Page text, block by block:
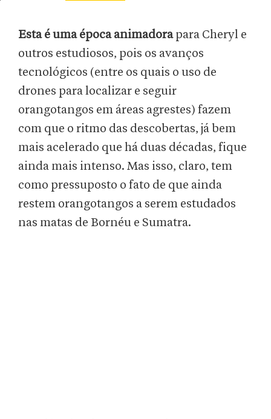
Esta é uma época animadorapara Cheryl e
outros estudiosos, pois os avanços
tecnológicos (entre os quais o uso de
drones para localizar e seguir
orangotangos em áreas agrestes) fazem
com que o ritmo das descobertas, já bem
mais acelerado que há duas décadas, fique
ainda mais intenso. Mas isso, claro, tem
como pressuposto o fato de que ainda
restem orangotangos a serem estudados
nas matas de Bornéu e Sumatra.